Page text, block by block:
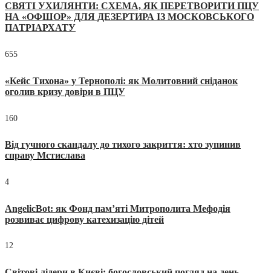
СВЯТІ УХИЛЯНТИ: СХЕМА, ЯК ПЕРЕТВОРИТИ ПЦУ
НА «ОФШОР» ДЛЯ ДЕЗЕРТИРА ІЗ МОСКОВСЬКОГО
ПАТРІАРХАТУ
655
«Кейс Тихона» у Тернополі: як Молитовний сніданок
оголив кризу довіри в ПЦУ
160
Від гучного скандалу до тихого закриття: хто зупинив
справу Мстислава
4
AngelicBot: як Фонд пам’яті Митрополита Мефодія
розвиває цифрову катехизацію дітей
12